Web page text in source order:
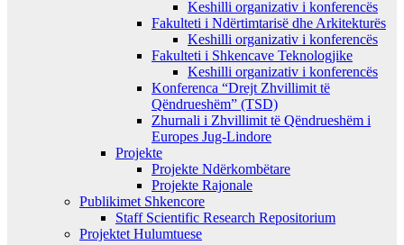
Keshilli organizativ i konferencës
Fakulteti i Ndërtimtarisë dhe Arkitekturës
Keshilli organizativ i konferencës
Fakulteti i Shkencave Teknologjike
Keshilli organizativ i konferencës
Konferenca “Drejt Zhvillimit të
Qëndrueshëm” (TSD)
Zhurnali i Zhvillimit të Qëndrueshëm i
Europes Jug-Lindore
Projekte
Projekte Ndërkombëtare
Projekte Rajonale
Publikimet Shkencore
Staff Scientific Research Repositorium
Projektet Hulumtuese